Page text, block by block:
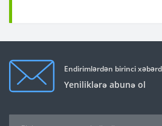
Endirimlərdən birinci
Yeniliklərə abunə ol